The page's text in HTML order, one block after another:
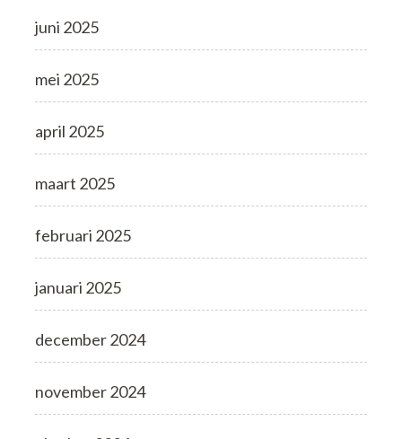
juni 2025
mei 2025
april 2025
maart 2025
februari 2025
januari 2025
december 2024
november 2024